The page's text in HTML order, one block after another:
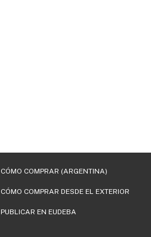
CÓMO COMPRAR (ARGENTINA)
CÓMO COMPRAR DESDE EL EXTERIOR
PUBLICAR EN EUDEBA